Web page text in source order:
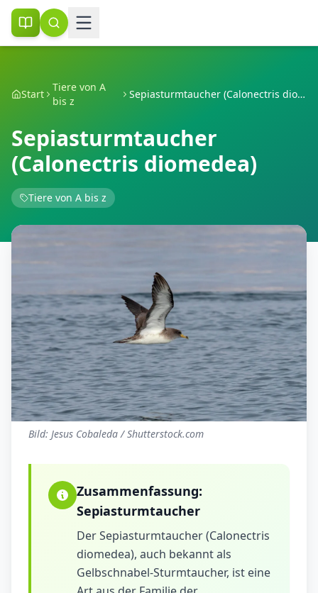
Start
Tiere von A
bis z
Sepiasturmtaucher (Calonectris diomedea)
Sepiasturmtaucher
(Calonectris diomedea)
Tiere von A bis z
Bild: Jesus Cobaleda / Shutterstock.com
Zusammenfassung:
Sepiasturmtaucher
Der Sepiasturmtaucher (Calonectris
diomedea), auch bekannt als
Gelbschnabel-Sturmtaucher, ist eine